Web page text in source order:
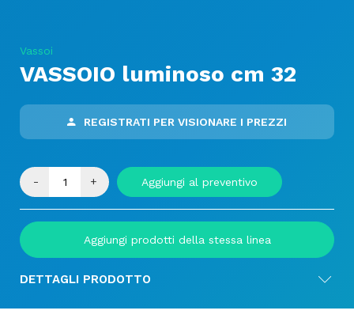
Vassoi
VASSOIO luminoso cm 32
REGISTRATI PER VISIONARE I PREZZI
- + Aggiungi al preventivo
Aggiungi prodotti della stessa linea
DETTAGLI PRODOTTO